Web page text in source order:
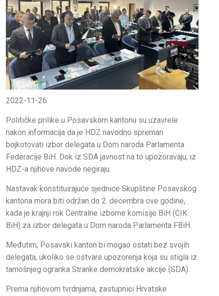
2022-11-26
Političke prilike u Posavskom kantonu su uzavrele
nakon informacija da je HDZ navodno spreman
bojkotovati izbor delegata u Dom naroda Parlamenta
Federacije BiH. Dok iz SDA javnost na to upozoravaju, iz
HDZ-a njihove navode negiraju.
Nastavak konstituirajuće sjednice Skupštine Posavskog
kantona mora biti održan do 2. decembra ove godine,
kada je krajnji rok Centralne izborne komisije BiH (CIK
BiH) za izbor delegata u Dom naroda Parlamenta FBiH.
Međutim, Posavski kanton bi mogao ostati bez svojih
delegata, ukoliko se ostvare upozorenja koja su stigla iz
tamošnjeg ogranka Stranke demokratske akcije (SDA).
Prema njihovom tvrdnjama, zastupnici Hrvatske